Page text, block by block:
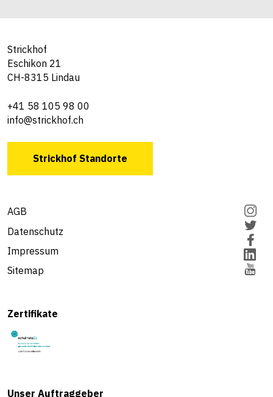
Strickhof
Eschikon 21
CH-8315 Lindau
+41 58 105 98 00
info@strickhof.ch
Strickhof Standorte
AGB
Datenschutz
Impressum
Sitemap
Zertifikate
Unser Auftraggeber